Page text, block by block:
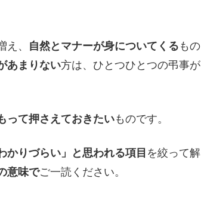
、 自然とマナーが身についてくる もの
あまりない方は、ひとつひとつの弔事が
って押さえておきたいものです。
かりづらい」と思われる項目 を絞って解
意味でご一読ください。